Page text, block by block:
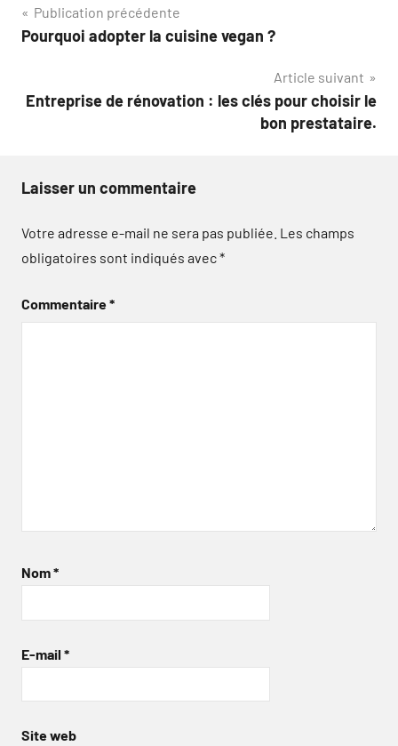
Navigation
de
Publication précédente
Pourquoi adopter la cuisine vegan ?
Article suivant
Entreprise de rénovation : les clés pour choisir le
bon prestataire.
Laisser un commentaire
Votre adresse e-mail ne sera pas publiée. Les champs
obligatoires sont indiqués avec*
Commentaire*
Nom*
E-mail *
Site web